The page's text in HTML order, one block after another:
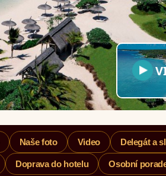
Naše foto Video Delegát a
Doprava do hotelu Osobní